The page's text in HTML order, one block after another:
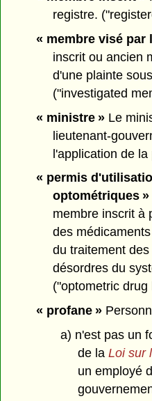
registre.
« membre visé par
inscrit ou ancien
d'une plainte
("investigated
« ministre »Le
lieutenant-
l'application de
« permis
optométriques »
membre inscrit à
des
du traitement
désordres du
("optometric drug
« profane »
a) n'est pas un
de la Loi sur
un employé